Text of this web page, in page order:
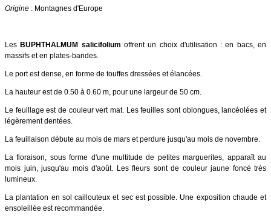
Origine : Montagnes d'Europe
Les BUPHTHALMUM salicifolium offrent un choix d'utilisation : en bacs, en
massifs et en plates-bandes.
Le port est dense, en forme de touffes dressées et élancées.
La hauteur est de 0.50 à 0.60 m, pour une largeur de 50 cm.
Le feuillage est de couleur vert mat. Les feuilles sont oblongues, lancéolées et
légèrement dentées.
La feuillaison débute au mois de mars et perdure jusqu'au mois de novembre.
La floraison, sous forme d'une multitude de petites marguerites, apparaît au
mois juin, jusqu'au mois d'août. Les fleurs sont de couleur jaune foncé très
lumineux.
La plantation en sol caillouteux et sec est possible. Une exposition chaude et
ensoleillée est recommandée.